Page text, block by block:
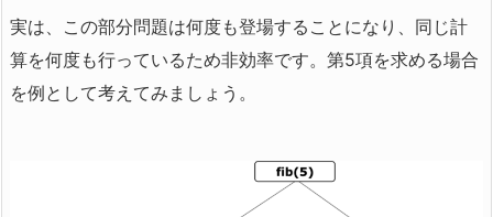
実は、この部分問題は何度も登場することになり、同じ計
算を何度も行っているため非効率です。第5項を求める場合
を例として考えてみましょう。